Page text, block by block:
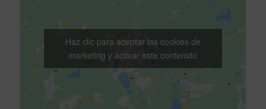
Haz clic para aceptar las cookies de
marketing y activar este contenido